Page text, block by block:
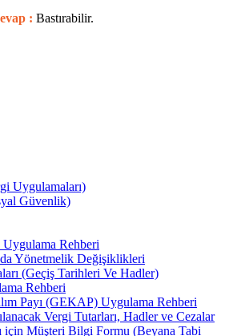
: Bastırabilir.
Uygulamaları)
Güvenlik)
Uygulama Rehberi
Yönetmelik Değişiklikleri
(Geçiş Tarihleri Ve Hadler)
Rehberi
Payı (GEKAP) Uygulama Rehberi
Vergi Tutarları, Hadler ve Cezalar
için Müşteri Bilgi Formu (Beyana Tabi